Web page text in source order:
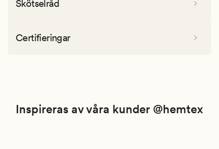
Skötselråd
Certifieringar
Inspireras av våra kunder @hemtex